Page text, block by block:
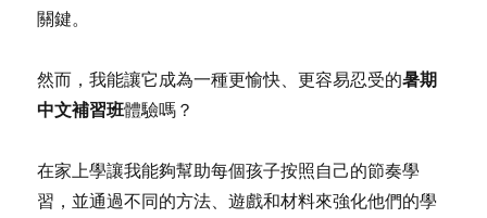
關鍵。
然而，我能讓它成為一種更愉快、更容易忍受的暑期
中文補習班體驗嗎？
在家上學讓我能夠幫助每個孩子按照自己的節奏學
習，並通過不同的方法、遊戲和材料來強化他們的學